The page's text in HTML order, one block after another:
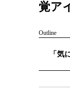
#
覚ア
Outline
「